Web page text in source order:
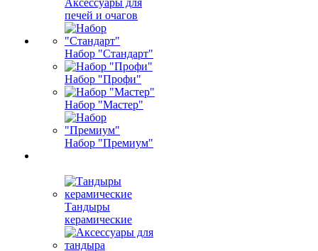
Аксессуары для
печей и очагов
Набор "Стандарт"
Набор "Профи"
Набор "Мастер"
Набор "Премиум"
Тандыры
керамические